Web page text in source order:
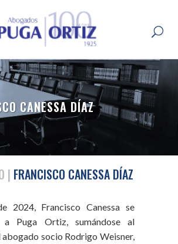
CANESSA DÍAZ
| FRANCISCO CANESSA DÍAZ
2024, Francisco Canessa se
a Puga Ortiz, sumándose al
socio Rodrigo Weisner,